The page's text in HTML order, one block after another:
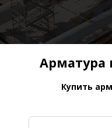
Арматура
Купить